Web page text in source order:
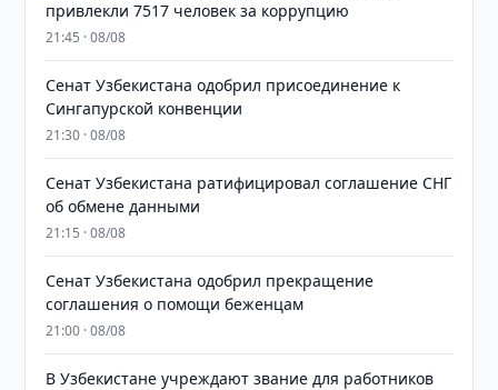
привлекли 7517 человек за коррупцию
21:45 · 08/08
Сенат Узбекистана одобрил присоединение к
Сингапурской конвенции
21:30 · 08/08
Сенат Узбекистана ратифицировал соглашение СНГ
об обмене данными
21:15 · 08/08
Сенат Узбекистана одобрил прекращение
соглашения о помощи беженцам
21:00 · 08/08
В Узбекистане учреждают звание для работников